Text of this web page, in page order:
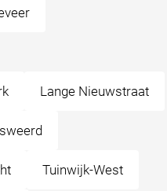
Lange Nieuwstraat
Tuinwijk-West